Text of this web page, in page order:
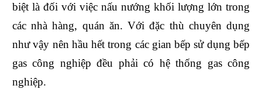
biệt là đối với việc nấu nướng khối lượng lớn trong
các nhà hàng, quán ăn. Với đặc thù chuyên dụng
như vậy nên hầu hết trong các gian bếp sử dụng bếp
gas công nghiệp đều phải có hệ thống gas công
nghiệp.